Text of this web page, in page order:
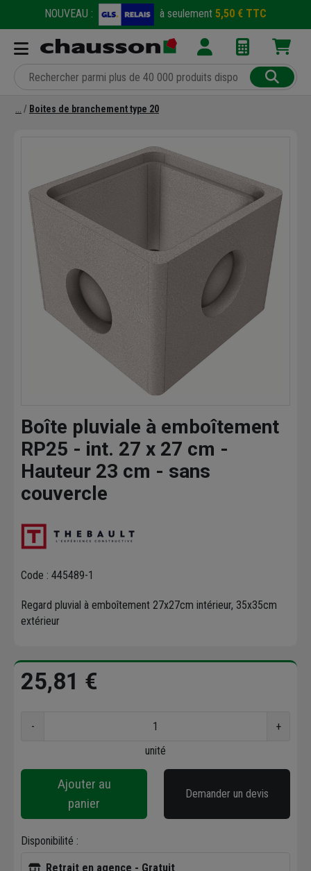
NOUVEAU : à seulement 5,50 € TTC
Boites de branchement type 20
Boîte pluviale à emboîtement
RP25 - int. 27 x 27 cm -
Hauteur 23 cm - sans
couvercle
Code : 445489-1
Regard pluvial à emboîtement 27x27cm intérieur, 35x35cm
extérieur
25,81 €
-
+
unité
Ajouter au
panier
Demander un devis
Disponibilité :
Retrait en agence - Gratuit